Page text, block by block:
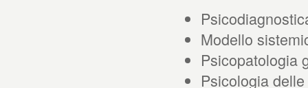
Modello
Psicopatologia
Psicologia